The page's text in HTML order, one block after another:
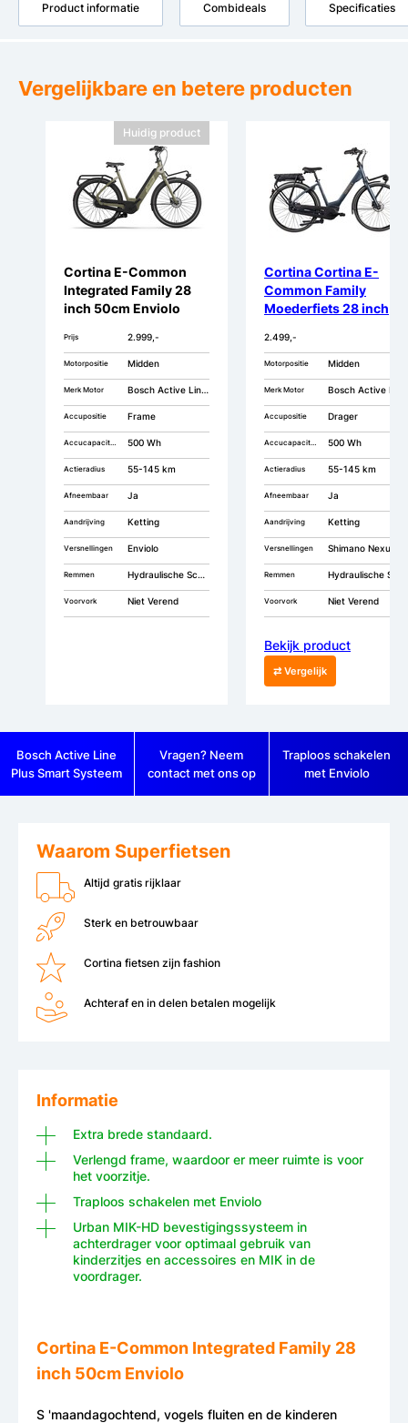
Product informatie Combideals Specificaties
Vergelijkbare en betere producten
Huidig product
Cortina E-Common
Integrated Family 28
inch 50cm Enviolo
Prijs 2.999,-
Motorpositie Midden
Merk Motor Bosch Active Line Plus Smart
Accupositie Frame
500 Wh
Actieradius 55-145 km
Afneembaar Ja
Aandrijving Ketting
Versnellingen Enviolo
Remmen Hydraulische Schijfremmen
Voorvork Niet Verend
Cortina Cortina E-
Common Family
Moederfiets 28 inch
2.499,-
Motorpositie Midden
Merk Motor Bosch Active Line Plus
Accupositie Drager
500 Wh
Actieradius 55-145 km
Afneembaar Ja
Aandrijving Ketting
Versnellingen Shimano Nexus 7
Remmen Hydraulische Schijfremmen
Voorvork Niet Verend
Bekijk product
⇄ Vergelijk
Bosch Active Line
Plus Smart Systeem
Vragen? Neem
contact met ons op
Traploos schakelen
met Enviolo
Waarom Superfietsen
Altijd gratis rijklaar
Sterk en betrouwbaar
Cortina fietsen zijn fashion
Achteraf en in delen betalen mogelijk
Informatie
Extra brede standaard.
Verlengd frame, waardoor er meer ruimte is voor
het voorzitje.
Traploos schakelen met Enviolo
Urban MIK-HD bevestigingssysteem in
achterdrager voor optimaal gebruik van
kinderzitjes en accessoires en MIK in de
voordrager.
Cortina E-Common Integrated Family 28
inch 50cm Enviolo
S 'maandagochtend, vogels fluiten en de kinderen